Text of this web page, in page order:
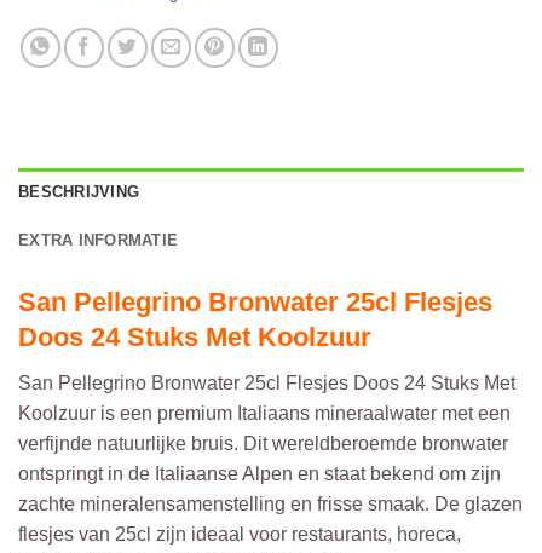
BESCHRIJVING
EXTRA INFORMATIE
San Pellegrino Bronwater 25cl Flesjes
Doos 24 Stuks Met Koolzuur
San Pellegrino Bronwater 25cl Flesjes Doos 24 Stuks Met
Koolzuur is een premium Italiaans mineraalwater met een
verfijnde natuurlijke bruis. Dit wereldberoemde bronwater
ontspringt in de Italiaanse Alpen en staat bekend om zijn
zachte mineralensamenstelling en frisse smaak. De glazen
flesjes van 25cl zijn ideaal voor restaurants, horeca,